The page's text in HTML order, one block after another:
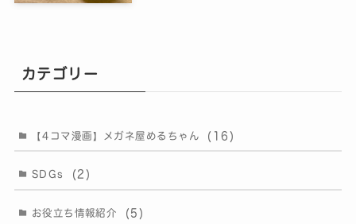
カテゴリー
【4コマ漫画】メガネ屋めるちゃん (16)
SDGs (2)
お役立ち情報紹介 (5)